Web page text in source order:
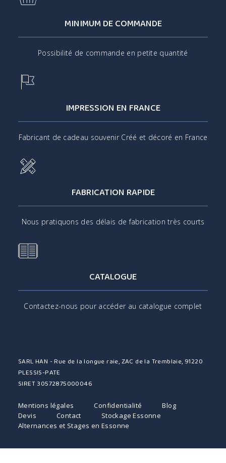
MINIMUM DE COMMANDE
Possibilité de commande en petite quantité
IMPRESSION EN FRANCE
Fabricant de cadeau souvenir Créé et décoré en France
FABRICATION RAPIDE
Nous pratiquons des délais de fabrication très courts
CATALOGUE
Contactez-nous pour accéder au catalogue complet
SARL HAN - Rue de la longue raie, ZAC de la Tremblaie, 91220
PLESSIS-PATE
SIRET 30572875000046
Mentions légales Confidentialité
Blog
Devis
Contact
Stockage Essonne
Alternances et Stages en Essonne